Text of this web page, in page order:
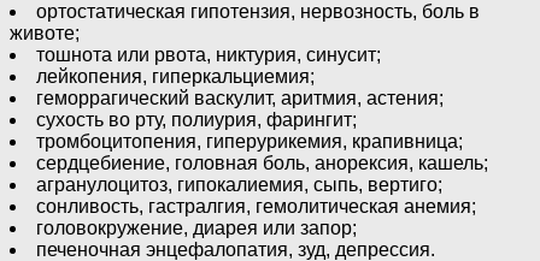
ортостатическая гипотензия, нервозность, боль в
животе;
тошнота или рвота, никтурия, синусит;
лейкопения, гиперкальциемия;
геморрагический васкулит, аритмия, астения;
сухость во рту, полиурия, фарингит;
тромбоцитопения, гиперурикемия, крапивница;
сердцебиение, головная боль, анорексия, кашель;
агранулоцитоз, гипокалиемия, сыпь, вертиго;
сонливость, гастралгия, гемолитическая анемия;
головокружение, диарея или запор;
печеночная энцефалопатия, зуд, депрессия.